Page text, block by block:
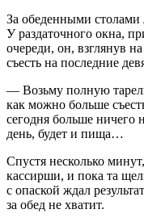
За обеденными
У раздаточного окна,
очереди, он, взглянув
съесть на последние
— Возьму полную
как можно больше
сегодня больше ничего
день, будет и пища…
Спустя несколько
кассирши, и пока та
с опаской ждал
за обед не хватит.